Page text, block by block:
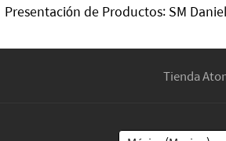
Presentación de Productos: SM
Tienda